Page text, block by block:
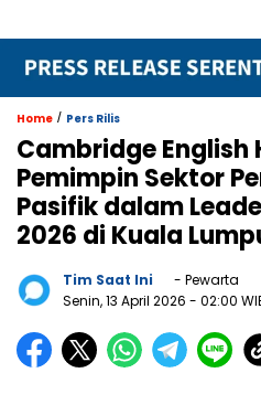
Home / Pers Rilis
Cambridge English
Pemimpin Sektor
Pasifik dalam
2026 di Kuala
Tim Saat Ini
- Pewarta
Senin, 13 April 2026 - 02:00